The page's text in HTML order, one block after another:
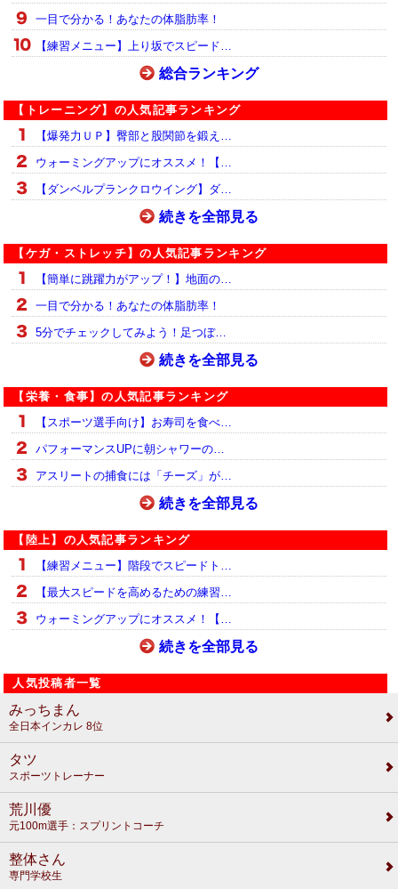
一目で分かる！あなたの体脂肪率！
【練習メニュー】上り坂でスピード…
総合ランキング
【トレーニング】の人気記事ランキング
【爆発力ＵＰ】臀部と股関節を鍛え…
ウォーミングアップにオススメ！【…
【ダンベルプランクロウイング】ダ…
続きを全部見る
【ケガ・ストレッチ】の人気記事ランキング
【簡単に跳躍力がアップ！】地面の…
一目で分かる！あなたの体脂肪率！
5分でチェックしてみよう！足つぼ…
続きを全部見る
【栄養・食事】の人気記事ランキング
【スポーツ選手向け】お寿司を食べ…
パフォーマンスUPに朝シャワーの…
アスリートの捕食には「チーズ」が…
続きを全部見る
【陸上】の人気記事ランキング
【練習メニュー】階段でスピードト…
【最大スピードを高めるための練習…
ウォーミングアップにオススメ！【…
続きを全部見る
人気投稿者一覧
みっちまん
全日本インカレ 8位
タツ
スポーツトレーナー
荒川優
元100m選手：スプリントコーチ
整体さん
専門学校生